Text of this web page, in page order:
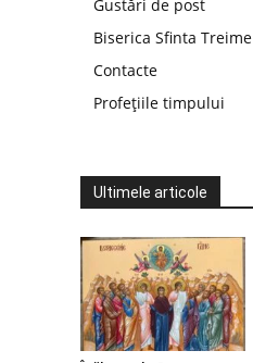
Gustări de post
Biserica Sfinta Treime
Contacte
Profețiile timpului
Ultimele articole